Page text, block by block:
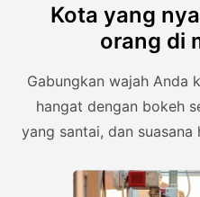
Kota yang
orang di
Gabungkan wajah Anda
hangat dengan bokeh
yang santai, dan